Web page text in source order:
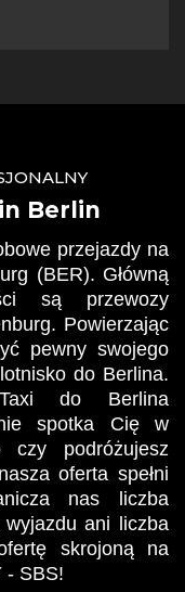
Berlin
przejazdy na
(BER). Główną
są przewozy
Powierzając
pewny swojego
do Berlina.
do Berlina
spotka Cię w
czy podróżujesz
oferta spełni
nas liczba
wyjazdu ani liczba
skrojoną na
- SBS!